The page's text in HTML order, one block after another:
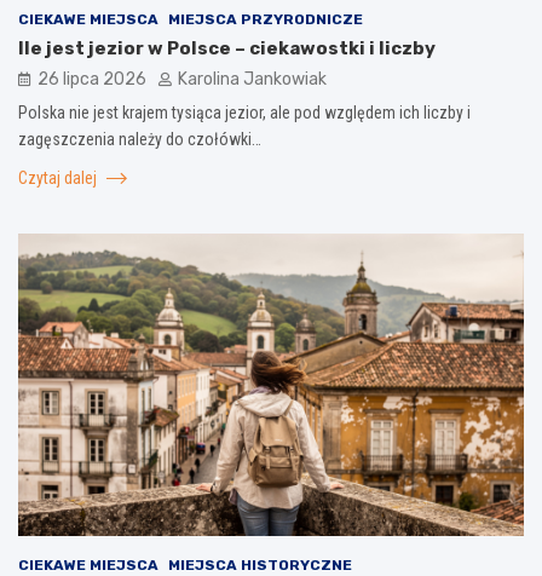
CIEKAWE MIEJSCA MIEJSCA PRZYRODNICZE
Ile jest jezior w Polsce – ciekawostki i liczby
26 lipca 2026 Karolina Jankowiak
Polska nie jest krajem tysiąca jezior, ale pod względem ich liczby i
zagęszczenia należy do czołówki…
Czytaj dalej
CIEKAWE MIEJSCA MIEJSCA HISTORYCZNE